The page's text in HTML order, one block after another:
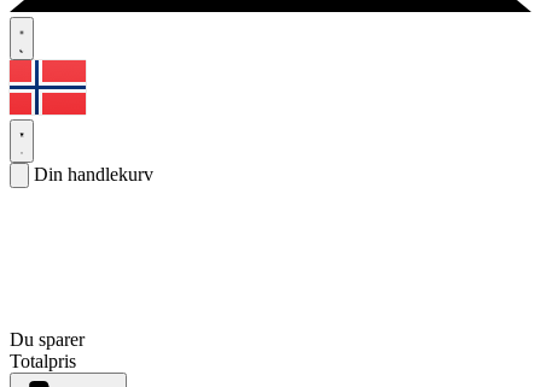
Din handlekurv
Du sparer
Totalpris